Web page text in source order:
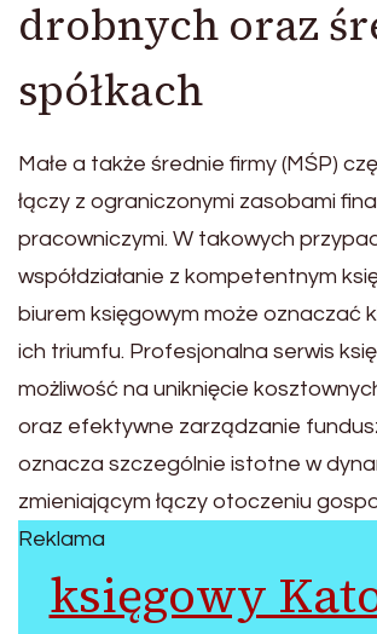
drobnych oraz
spółkach
Małe a także średnie firmy (MŚP)
łączy z ograniczonymi zasobami
pracowniczymi. W takowych
współdziałanie z kompetentnym
biurem księgowym może oznaczać
ich triumfu. Profesjonalna serwis
możliwość na uniknięcie
oraz efektywne zarządzanie
oznacza szczególnie istotne w
zmieniającym łączy otoczeniu
Reklama
księgowy